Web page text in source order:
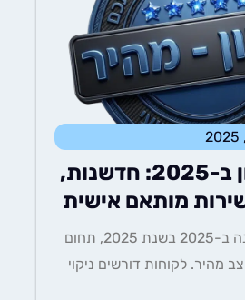
חברות ניקיון ב-2025: חדשנות,
מותאם אישית
עולם הניקיון משתנה ב-2025 בשנת 2025, תחום
דורשים ניקוי